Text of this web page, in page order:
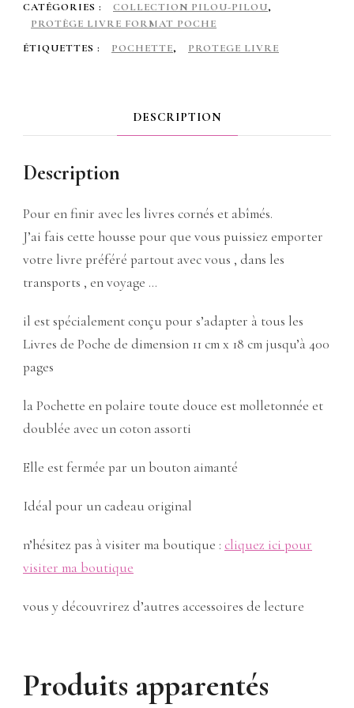
pilou
rose
CATÉGORIES :
COLLECTION PILOU-PILOU,
PROTÈGE LIVRE FORMAT POCHE
ÉTIQUETTES :
POCHETTE, PROTEGE LIVRE
DESCRIPTION
Description
Pour en finir avec les livres cornés et abîmés.
J’ai fais cette housse pour que vous puissiez emporter
votre livre préféré partout avec vous , dans les
transports , en voyage …
il est spécialement conçu pour s’adapter à tous les
Livres de Poche de dimension 11 cm x 18 cm jusqu’à 400
pages
la Pochette en polaire toute douce est molletonnée et
doublée avec un coton assorti
Elle est fermée par un bouton aimanté
Idéal pour un cadeau original
n’hésitez pas à visiter ma boutique : cliquez ici pour
visiter ma boutique
vous y découvrirez d’autres accessoires de lecture
Produits apparentés